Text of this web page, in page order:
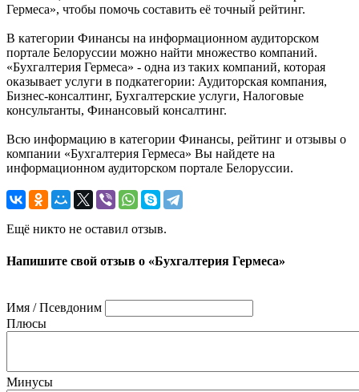
Гермеса», чтобы помочь составить её точный рейтинг.
В категории Финансы на информационном аудиторском
портале Белоруссии можно найти множество компаний.
«Бухгалтерия Гермеса» - одна из таких компаний, которая
оказывает услуги в подкатегории: Аудиторская компания,
Бизнес-консалтинг, Бухгалтерские услуги, Налоговые
консультанты, Финансовый консалтинг.
Всю информацию в категории Финансы, рейтинг и отзывы о
компании «Бухгалтерия Гермеса» Вы найдете на
информационном аудиторском портале Белоруссии.
Ещё никто не оставил отзыв.
Напишите свой отзыв о «Бухгалтерия Гермеса»
Имя / Псевдоним
Плюсы
Минусы